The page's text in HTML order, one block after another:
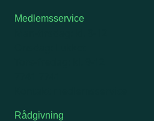
Medlemsservice
Rådgivning